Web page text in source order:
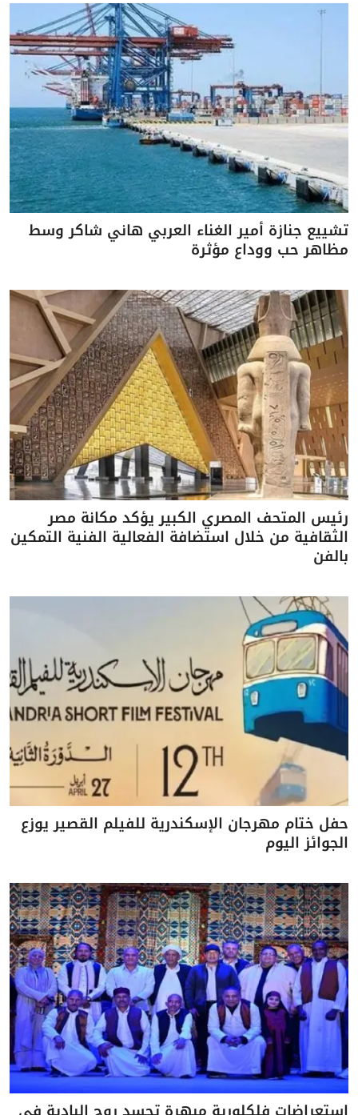
تشييع جنازة أمير الغناء العربي هاني شاكر وسط
مظاهر حب ووداع مؤثرة
رئيس المتحف المصري الكبير يؤكد مكانة مصر
الثقافية من خلال استضافة الفعالية الفنية التمكين
بالفن
حفل ختام مهرجان الإسكندرية للفيلم القصير يوزع
الجوائز اليوم